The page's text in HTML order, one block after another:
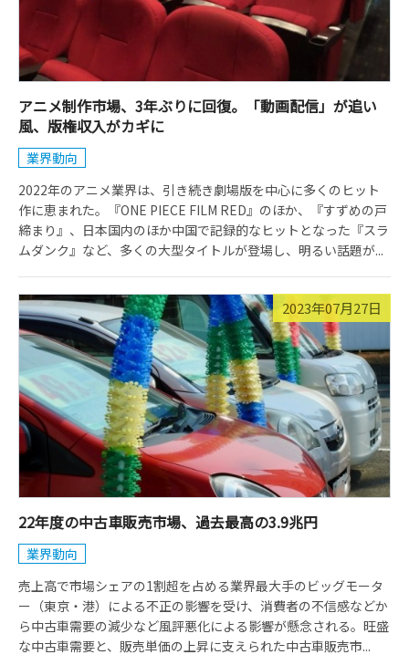
アニメ制作市場、3年ぶりに回復。「動画配信」が追い
風、版権収入がカギに
業界動向
2022年のアニメ業界は、引き続き劇場版を中心に多くのヒット
作に恵まれた。『ONE PIECE FILM RED』のほか、『すずめの戸
締まり』、日本国内のほか中国で記録的なヒットとなった『スラ
ムダンク』など、多くの大型タイトルが登場し、明るい話題が...
2023年07月27日
22年度の中古車販売市場、過去最高の3.9兆円
業界動向
売上高で市場シェアの1割超を占める業界最大手のビッグモータ
ー（東京・港）による不正の影響を受け、消費者の不信感などか
ら中古車需要の減少など風評悪化による影響が懸念される。旺盛
な中古車需要と、販売単価の上昇に支えられた中古車販売市...